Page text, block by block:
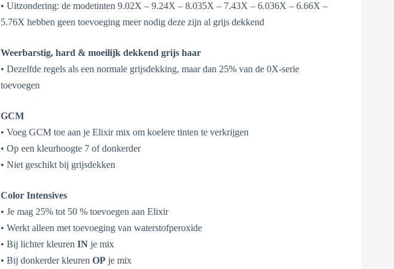
• Uitzondering: de modetinten 9.02X – 9.24X – 8.035X – 7.43X – 6.036X – 6.66X –
5.76X hebben geen toevoeging meer nodig deze zijn al grijs dekkend
Weerbarstig, hard & moeilijk dekkend grijs haar
• Dezelfde regels als een normale grijsdekking, maar dan 25% van de 0X-serie
toevoegen
GCM
• Voeg GCM toe aan je Elixir mix om koelere tinten te verkrijgen
• Op een kleurhoogte 7 of donkerder
• Niet geschikt bij grijsdekken
Color Intensives
• Je mag 25% tot 50 % toevoegen aan Elixir
• Werkt alleen met toevoeging van waterstofperoxide
• Bij lichter kleuren IN je mix
• Bij donkerder kleuren OP je mix